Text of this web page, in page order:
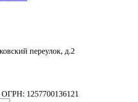
переулок, д.2
1257700136121